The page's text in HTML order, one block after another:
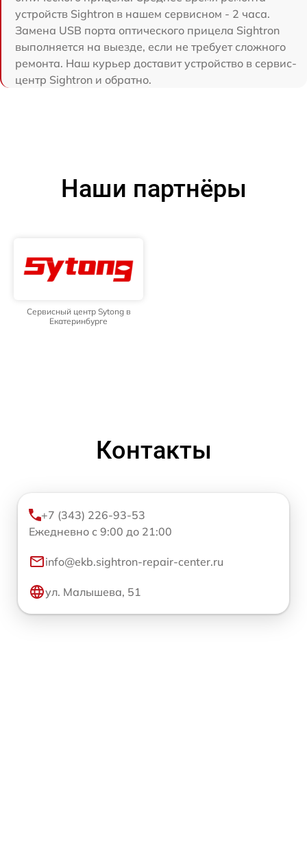
устройств Sightron в нашем сервисном - 2 часа.
Замена USB порта оптического прицела Sightron
выполняется на выезде, если не требует сложного
ремонта. Наш курьер доставит устройство в сервис-
центр Sightron и обратно.
Наши партнёры
Сервисный центр Sytong в
Екатеринбурге
Контакты
+7 (343) 226-93-53
Ежедневно с 9:00 до 21:00
info@ekb.sightron-repair-center.ru
ул. Малышева, 51